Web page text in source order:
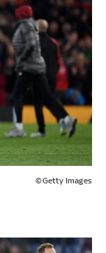
©Getty Images